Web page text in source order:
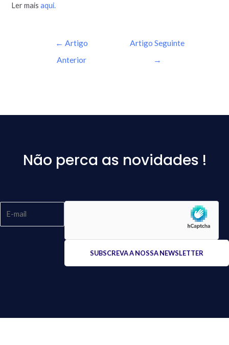
Ler maisaqui.
← Artigo
Anterior
Artigo Seguinte
→
Não perca as novidades !